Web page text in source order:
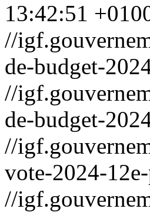
13:42:51
//
de-budget-
//
de-budget-
//
vote-2024-
//